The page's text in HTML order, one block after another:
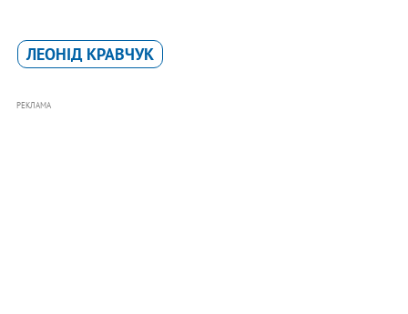
ЛЕОНІД КРАВЧУК
РЕКЛАМА